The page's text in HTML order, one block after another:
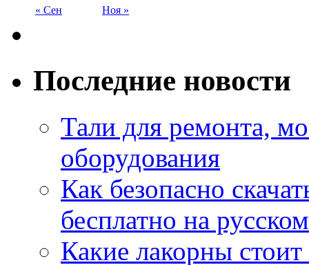
« Сен Ноя »
Последние новости
Тали для ремонта,
оборудования
Как безопасно
бесплатно на
Какие лакорны